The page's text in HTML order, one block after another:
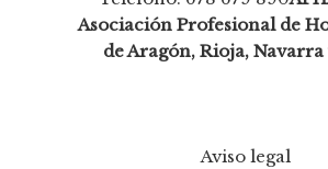
Asociación Profesional de
de Aragón, Rioja,
Aviso legal